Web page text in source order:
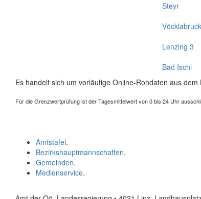
Steyr
Vöcklabruck
Lenzing 3
Bad Ischl
Es handelt sich um vorläufige Online-Rohdaten aus dem
Für die Grenzwertprüfung ist der Tagesmittelwert von 0 bis 24 Uhr
Amtstafel.
Bezirkshauptmannschaften.
Gemeinden.
Medienservice.